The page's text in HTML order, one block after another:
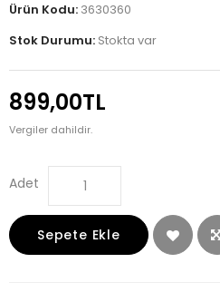
Ürün Kodu: 3630360
Stok Durumu: Stokta var
899,00TL
Vergiler dahildir.
Adet
Sepete Ekle